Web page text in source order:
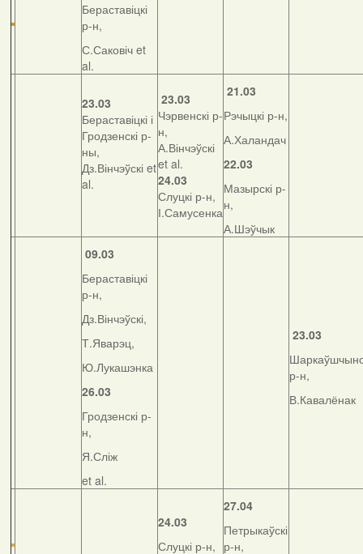
Бераставіцкі
р-н,
С.Саковіч et
al.
23.03
Бераставіцкі і
Гродзенскі р-
ны,
Дз.Вінчэўскі et
al.
23.03
Чэрвенскі р-
н,
А.Вінчэўскі
et al.
24.03
Слуцкі р-н,
І.Самусенка
21.03
Рэчыцкі р-н,
А.Халандач
22.03
Мазырскі р-
н,
А.Шэўчык
09.03
Бераставіцкі
р-н,
Дз.Вінчэўскі,
Т.Яварэц,
Ю.Лукашэнка
26.03
Гродзенскі р-
н,
Я.Сліж
et al.
23.03
р-н,
В.Кавалёнак
24.03
Слуцкі р-н,
27.04
Петрыкаўскі
р-н,